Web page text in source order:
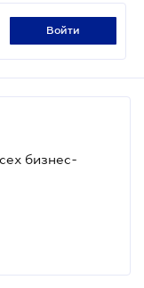
войти
бизнес-